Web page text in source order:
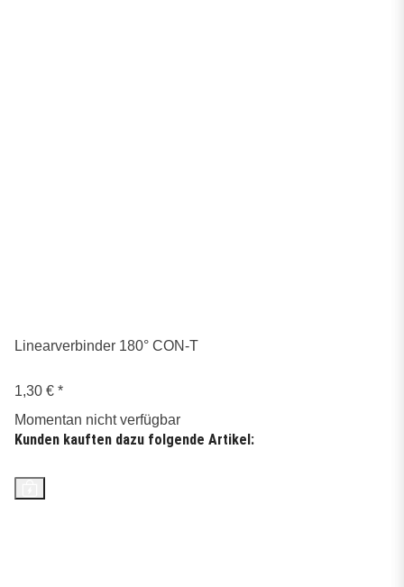
Linearverbinder 180° CON-T
1,30 € *
Momentan nicht verfügbar
Kunden kauften dazu folgende Artikel: